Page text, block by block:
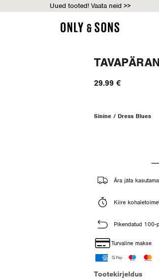
Uued tooted! Vaata neid >>
29.99 €
Sinine / Dress Blues
Ära jäta
Kiire
Pikendatud 100-
Turvaline makse
Tootekirjeldus